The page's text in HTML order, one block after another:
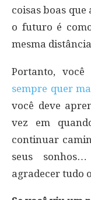
coisas boas
o futuro é
mesma
Portanto,
sempre quer
você deve
vez em
continuar
seus
agradecer tudo